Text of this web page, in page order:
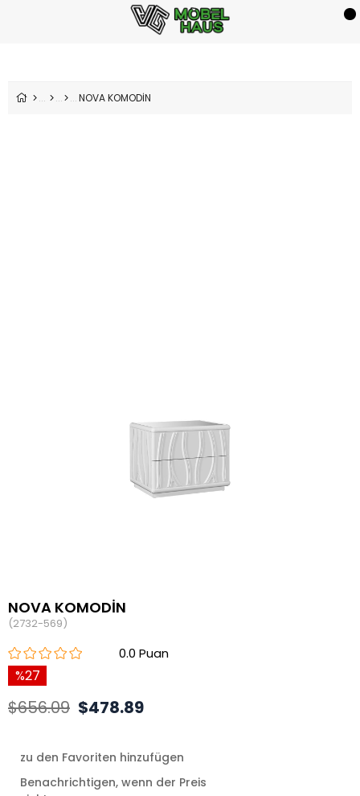
NOVA KOMODİN
NOVA KOMODİN
(2732-569)
0.0
27
$656.09 $478.89
zu den Favoriten hinzufügen
Benachrichtigen, wenn der Preis